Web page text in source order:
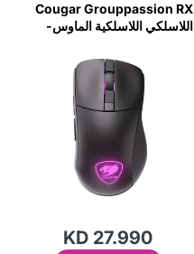
Cougar Grouppassion RX
اللاسلكي اللاسلكية الماوس-
KD 27.990